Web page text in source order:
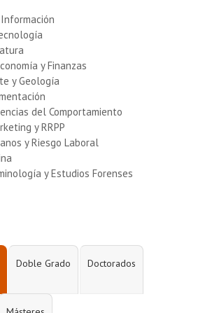
y Finanzas
y Geología
del Comportamiento
y RRPP
y Riesgo Laboral
y Estudios Forenses
Doble Grado Doctorados